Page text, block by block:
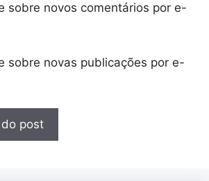
sobre novos comentários por e-
sobre novas publicações por e-